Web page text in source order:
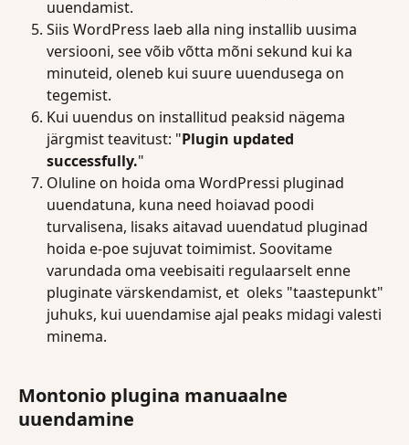
uuendamist.
Siis WordPress laeb alla ning installib uusima
versiooni, see võib võtta mõni sekund kui ka
minuteid, oleneb kui suure uuendusega on
tegemist.
Kui uuendus on installitud peaksid nägema
järgmist teavitust: "Plugin updated
successfully."
Oluline on hoida oma WordPressi pluginad
uuendatuna, kuna need hoiavad poodi
turvalisena, lisaks aitavad uuendatud pluginad
hoida e-poe sujuvat toimimist. Soovitame
varundada oma veebisaiti regulaarselt enne
pluginate värskendamist, et  oleks "taastepunkt"
juhuks, kui uuendamise ajal peaks midagi valesti
minema.
Montonio plugina manuaalne
uuendamine